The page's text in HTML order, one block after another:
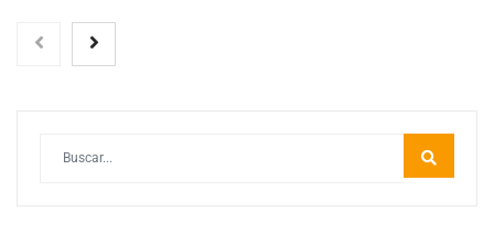
El voto del público será decisivo para elegir a los
ganadores del X Concurso de Cementerios de España